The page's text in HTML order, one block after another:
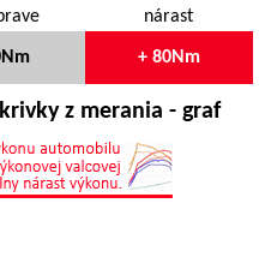
nárast
+ 80Nm
z merania - graf